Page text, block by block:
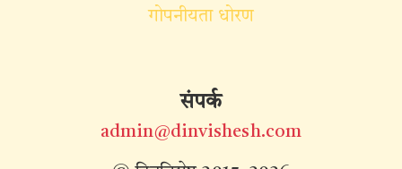
गोपनीयता धोरण
संपर्क
admin@dinvishesh.com